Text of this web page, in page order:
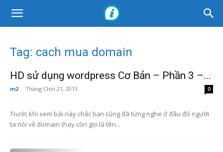
Tag: cach mua domain
HD sử dụng wordpress Cơ Bản – Phần 3 –...
m2 - Tháng Chín 21, 2013 0
Trước khi xem bài này chắc bạn cũng đã từng nghe ở đâu đó người
ta nói về domain (hay còn gọi là tên...